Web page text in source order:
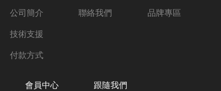
公司簡介
技術支援
付款方式
聯絡我們 品牌專區
會員中心 跟隨我們